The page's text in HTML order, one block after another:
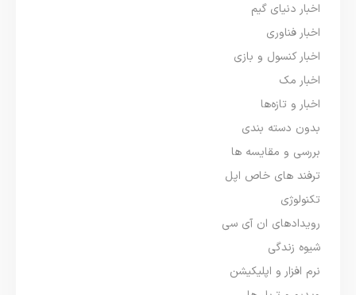
اخبار دنیای گیم
اخبار فناوری
اخبار کنسول و بازی
اخبار مک
اخبار و تازه‌ها
بدون دسته بندی
بررسی و مقایسه ها
ترفند های خاص اپل
تکنولوژی
رویدادهای ان آی سی
شیوه زندگی
نرم افزار و اپلیکیشن